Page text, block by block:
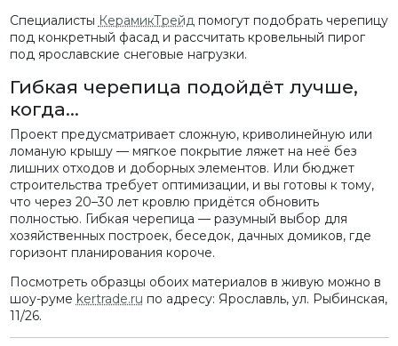
Специалисты КерамикТрейдпомогут подобрать черепицу
под конкретный фасад и рассчитать кровельный пирог
под ярославские снеговые нагрузки.
Гибкая черепица подойдёт лучше,
когда…
Проект предусматривает сложную, криволинейную или
ломаную крышу — мягкое покрытие ляжет на неё без
лишних отходов и доборных элементов. Или бюджет
строительства требует оптимизации, и вы готовы к тому,
что через 20–30 лет кровлю придётся обновить
полностью. Гибкая черепица — разумный выбор для
хозяйственных построек, беседок, дачных домиков, где
горизонт планирования короче.
Посмотреть образцы обоих материалов в живую можно в
шоу-руме kertrade.ru по адресу: Ярославль, ул. Рыбинская,
11/26.